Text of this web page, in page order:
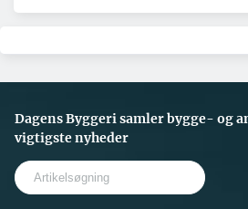
Dagens Byggeri samler bygge- og
vigtigste nyheder